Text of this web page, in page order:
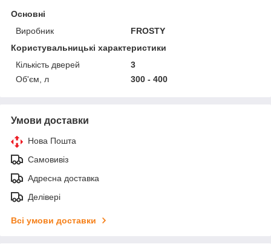
Основні
Виробник
FROSTY
Користувальницькі характеристики
Кількість дверей
3
Об'єм, л
300 - 400
Умови доставки
Нова Пошта
Самовивіз
Адресна доставка
Делівері
Всі умови доставки